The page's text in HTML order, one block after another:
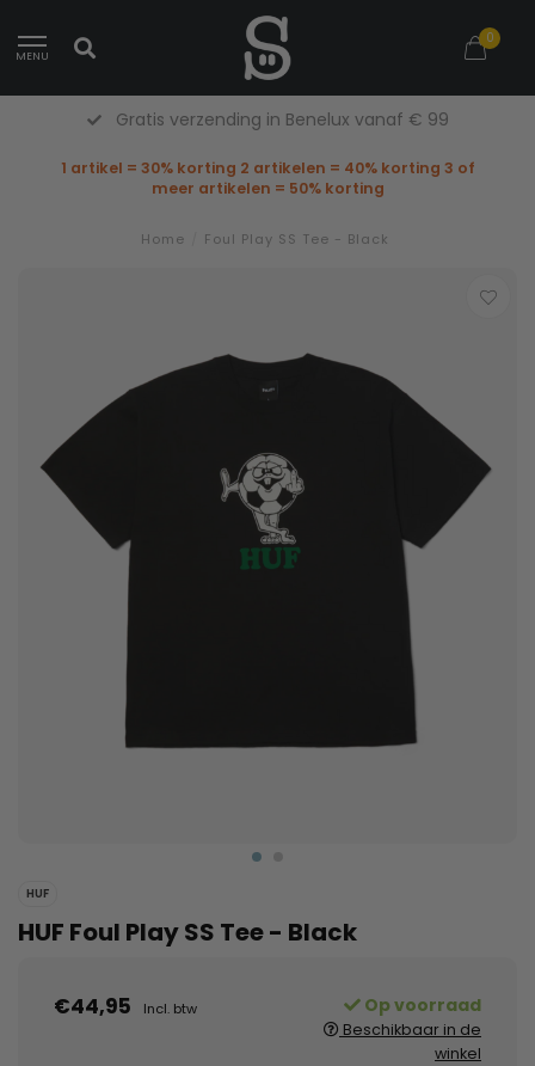
MENU
0
Gratis verzending in Benelux vanaf € 99
1 artikel = 30% korting 2 artikelen = 40% korting 3 of
meer artikelen = 50% korting
Home Foul Play SS Tee - Black
HUF
HUF Foul Play SS Tee - Black
€44,95 Incl. btw Op voorraad
Beschikbaar in de
winkel